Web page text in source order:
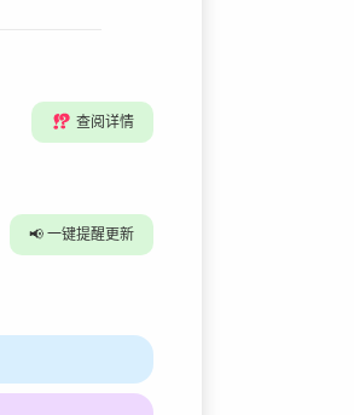
⁉️ 查阅详情
📢 一键提醒更新